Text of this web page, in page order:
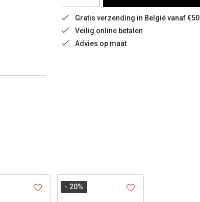
Gratis verzending in België vanaf €50
Veilig online betalen
Advies op maat
- 20%